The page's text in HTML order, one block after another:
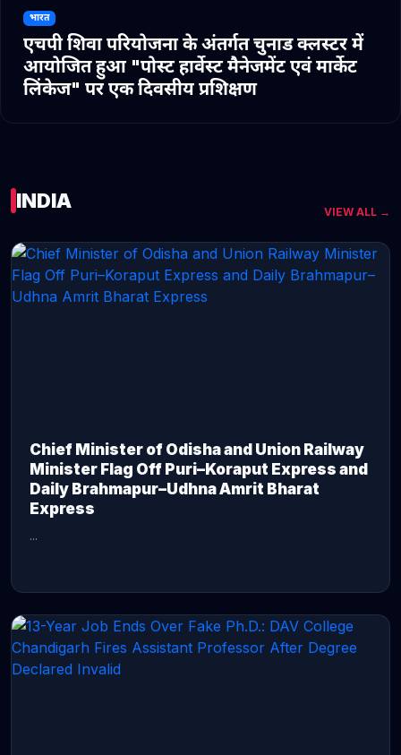
भारत
एचपी शिवा परियोजना के अंतर्गत चुनाड क्लस्टर में
आयोजित हुआ "पोस्ट हार्वेस्ट मैनेजमेंट एवं मार्केट
लिंकेज" पर एक दिवसीय प्रशिक्षण
INDIA VIEW ALL →
Chief Minister of Odisha and Union Railway
Minister Flag Off Puri–Koraput Express and
Daily Brahmapur–Udhna Amrit Bharat
Express
...